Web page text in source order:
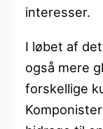
interesser.
I løbet af
også mere
forskellige